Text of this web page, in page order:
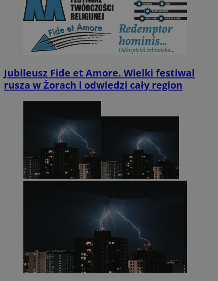
Jubileusz Fide et Amore. Wielki festiwal
rusza w Żorach i odwiedzi cały region